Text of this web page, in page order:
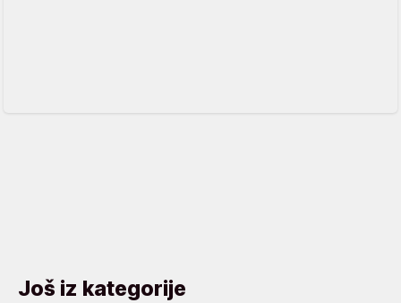
Još iz kategorije